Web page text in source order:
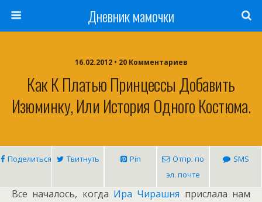
Дневник мамочки
16.02.2012 • 20 Комментариев
Как К Платью Принцессы Добавить
Изюминку, Или История Одного Костюма.
Поделиться Твитнуть Pin
Отпр. по
эл. почте
SMS
Все началось, когда Ира Чирашня прислала нам